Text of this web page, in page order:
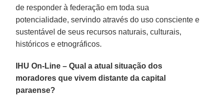
de responder à federação em toda sua
potencialidade, servindo através do uso consciente e
sustentável de seus recursos naturais, culturais,
históricos e etnográficos.
IHU On-Line – Qual a atual situação dos
moradores que vivem distante da capital
paraense?